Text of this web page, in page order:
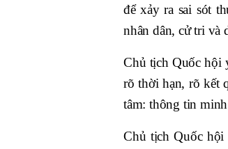
để xảy ra sai sót
nhân dân, cử tri và
Chủ tịch Quốc hội
rõ thời hạn, rõ kết
tâm: thông tin
Chủ tịch Quốc hội